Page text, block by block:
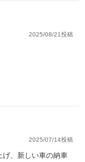
2025/08/21投稿
2025/07/14投稿
げ、新しい車の納車